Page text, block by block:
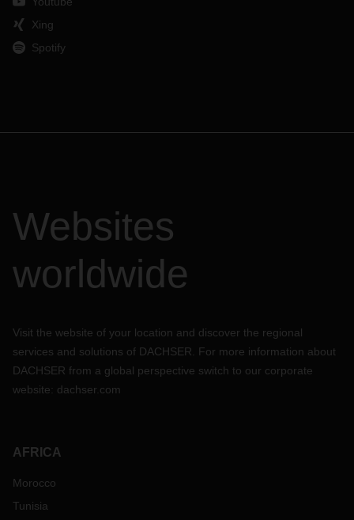
Xing
Spotify
Websites
worldwide
Visit the website of your location and discover the regional
services and solutions of DACHSER. For more information about
DACHSER from a global perspective switch to our corporate
website: dachser.com
AFRICA
Morocco
Tunisia